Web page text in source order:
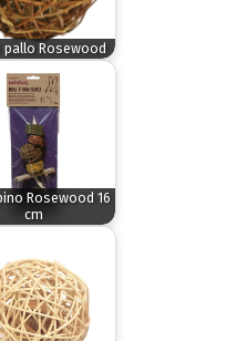
pallo Rosewood
Rosewood 16
cm